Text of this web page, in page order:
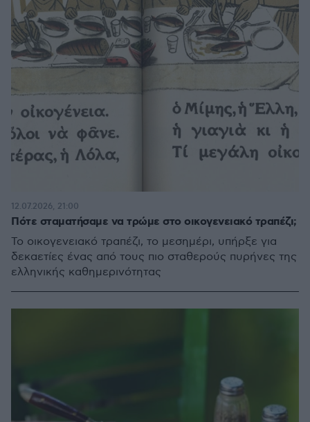
Πότε σταματήσαμε να τρώμε στο οικογενειακό τραπέζι;
Το οικογενειακό τραπέζι, το μεσημέρι, υπήρξε για
δεκαετίες ένας από τους πιο σταθερούς πυρήνες της
ελληνικής καθημερινότητας
12.07.2026, 21:00